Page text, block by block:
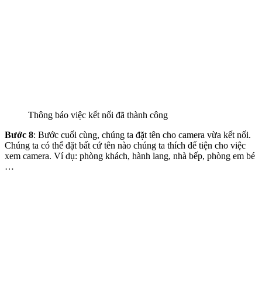
Thông báo việc kết nối đã thành công
Bước 8: Bước cuối cùng, chúng ta đặt tên cho camera vừa kết nối.
Chúng ta có thể đặt bất cứ tên nào chúng ta thích để tiện cho việc
xem camera. Ví dụ: phòng khách, hành lang, nhà bếp, phòng em bé
…